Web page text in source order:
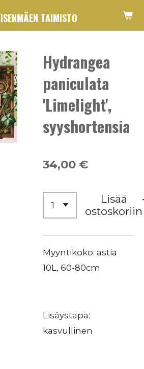
TAIMISTO
Hydrangea
paniculata
'Limelight',
syyshortensia
34,00 €
Lisää
ostoskoriin
Myyntikoko: astia
10L, 60-80cm
Lisäystapa:
kasvullinen